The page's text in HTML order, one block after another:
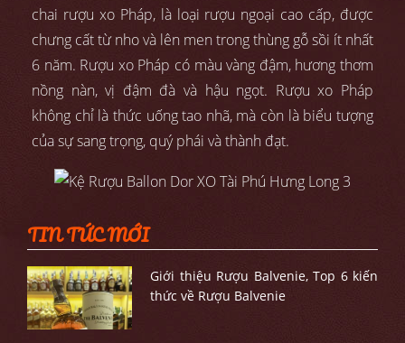
chai rượu xo Pháp, là loại rượu ngoại cao cấp, được
chưng cất từ nho và lên men trong thùng gỗ sồi ít nhất
6 năm. Rượu xo Pháp có màu vàng đậm, hương thơm
nồng nàn, vị đậm đà và hậu ngọt. Rượu xo Pháp
không chỉ là thức uống tao nhã, mà còn là biểu tượng
của sự sang trọng, quý phái và thành đạt.
TIN TỨC MỚI
Giới thiệu Rượu Balvenie, Top 6 kiến
thức về Rượu Balvenie